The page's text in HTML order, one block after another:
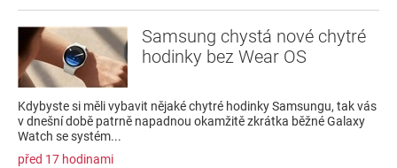
Samsung chystá nové chytré
hodinky bez Wear OS
Kdybyste si měli vybavit nějaké chytré hodinky Samsungu, tak vás
v dnešní době patrně napadnou okamžitě zkrátka běžné Galaxy
Watch se systém...
před 17 hodinami